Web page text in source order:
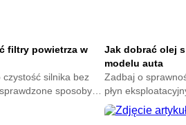
filtry powietrza w
czystość silnika bez
sposoby
kosztownych
Jak dobrać olej
modelu auta
Zadbaj o
płyn
dowiedz się, jak
swojego